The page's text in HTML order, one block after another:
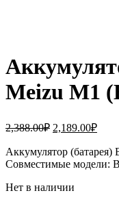
Meizu M1
2,388.00₽
составляла
2,388.00₽.
2,189.00₽
Аккумулятор (батарея)
Совместимые модели:
Нет в наличии